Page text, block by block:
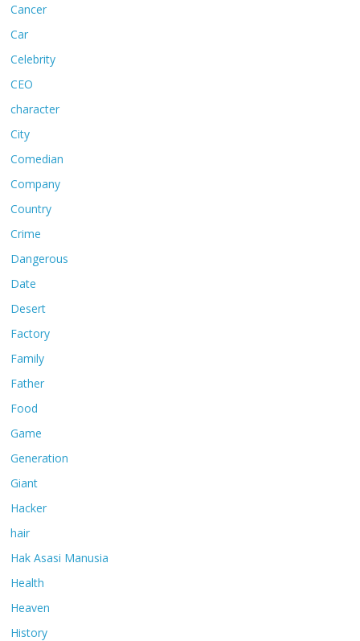
Cancer
Car
Celebrity
CEO
character
City
Comedian
Company
Country
Crime
Dangerous
Date
Desert
Factory
Family
Father
Food
Game
Generation
Giant
Hacker
hair
Hak Asasi Manusia
Health
Heaven
History